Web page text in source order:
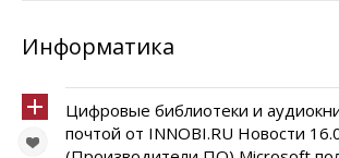
Информатика
Цифровые библиотеки и
почтой от INNOBI.RU Новости